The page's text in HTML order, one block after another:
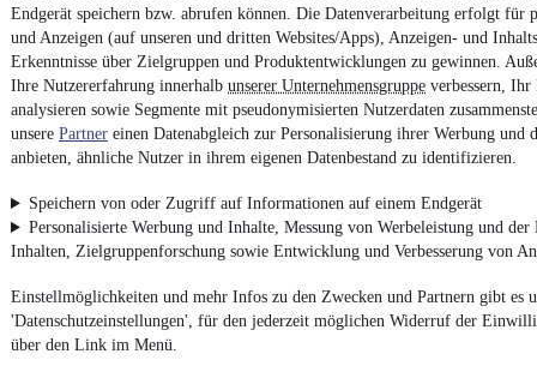
Endgerät speichern bzw. abrufen können. Die Datenverarbeitung erfolgt für
und Anzeigen (auf unseren und dritten Websites/Apps), Anzeigen- und
Erkenntnisse über Zielgruppen und Produktentwicklungen zu gewinnen.
Ihre Nutzererfahrung innerhalb unserer Unternehmensgruppe verbessern, Ihr
analysieren sowie Segmente mit pseudonymisierten Nutzerdaten
unsere Partner einen Datenabgleich zur Personalisierung ihrer Werbung und
anbieten, ähnliche Nutzer in ihrem eigenen Datenbestand zu identifizieren.
Speichern von oder Zugriff auf Informationen auf einem Endgerät
Personalisierte Werbung und Inhalte, Messung von Werbeleistung und der
Inhalten, Zielgruppenforschung sowie Entwicklung und Verbesserung von
Einstellmöglichkeiten und mehr Infos zu den Zwecken und Partnern gibt es
'Datenschutzeinstellungen', für den jederzeit möglichen Widerruf der
über den Link im Menü.